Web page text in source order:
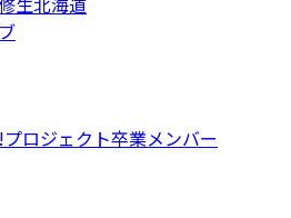
ロジェクト卒業メンバー